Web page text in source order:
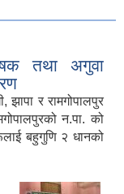
तथा अगुवा
र रामगोपालपुर
न.पा. को
बहुगुणि २ धानको